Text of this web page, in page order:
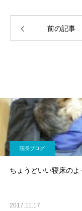
前の記事
院長ブログ
ちょうどいい寝床のよ
2017.11.17